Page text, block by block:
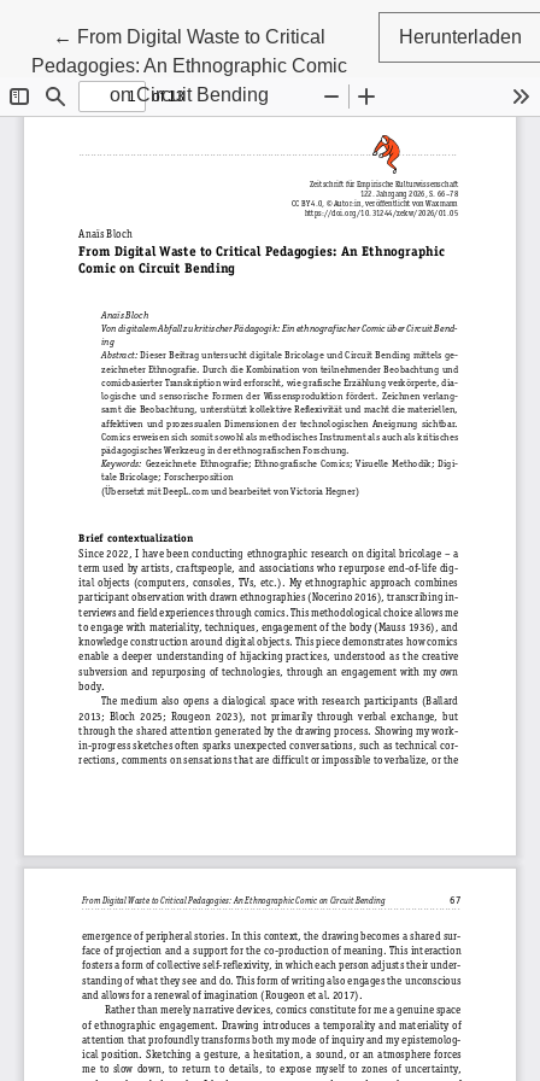
← Zu Artikeldetails zurückkehren
From Digital Waste to Critical
Pedagogies: An Ethnographic Comic
on Circuit Bending
Herunterladen